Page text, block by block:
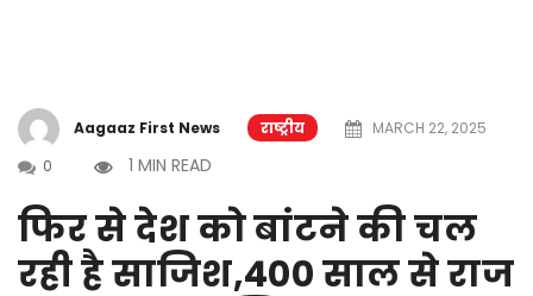
Aagaaz First News राष्ट्रीय
MARCH 22, 2025
0
1 MIN READ
फिर से देश को बांटने की चल
रही है साजिश,400 साल से राज